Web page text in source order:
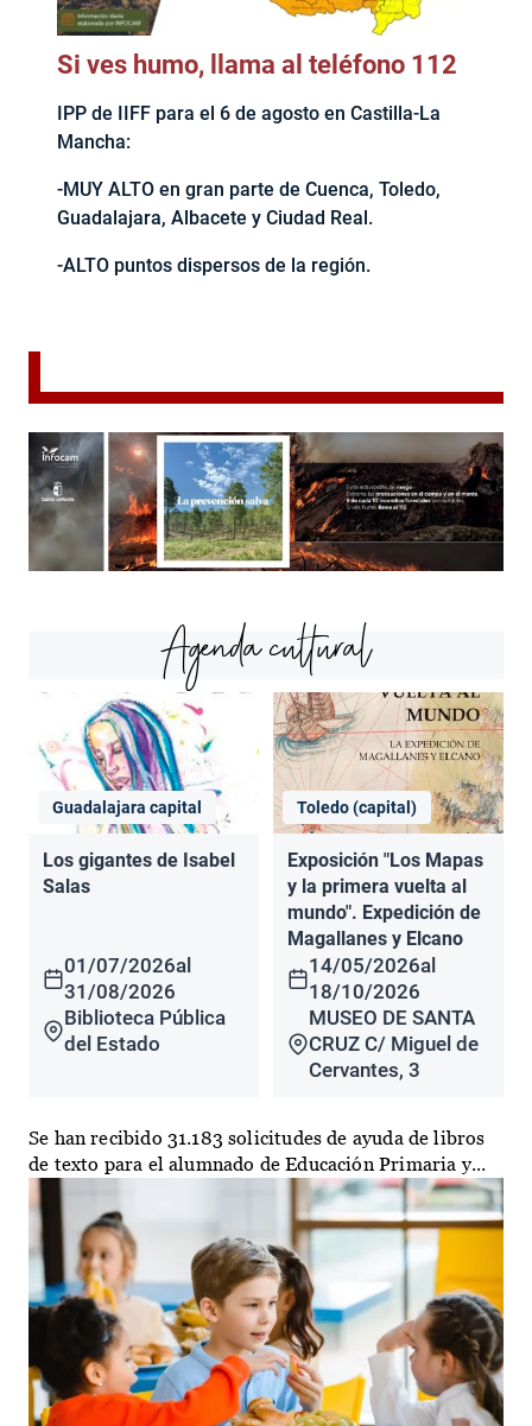
Si ves humo, llama al teléfono 112
IPP de IIFF para el 6 de agosto en Castilla-La
Mancha:
-MUY ALTO en gran parte de Cuenca, Toledo,
Guadalajara, Albacete y Ciudad Real.
-ALTO puntos dispersos de la región.
Agenda cultural
Guadalajara capital
Los gigantes de Isabel
Salas
01/07/2026al
31/08/2026
Biblioteca Pública
del Estado
Toledo (capital)
Exposición "Los Mapas
y la primera vuelta al
mundo". Expedición de
Magallanes y Elcano
14/05/2026al
18/10/2026
MUSEO DE SANTA
CRUZ C/ Miguel de
Cervantes, 3
Se han recibido 31.183 solicitudes de ayuda de libros
de texto para el alumnado de Educación Primaria y...